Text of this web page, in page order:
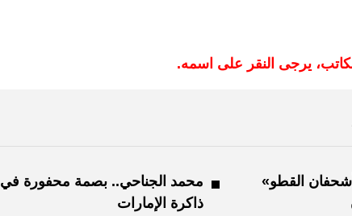
يرجى النقر على اسمه.
القطو»
محمد الجناحي.. بصمة محفورة في
ذاكرة الإمارات